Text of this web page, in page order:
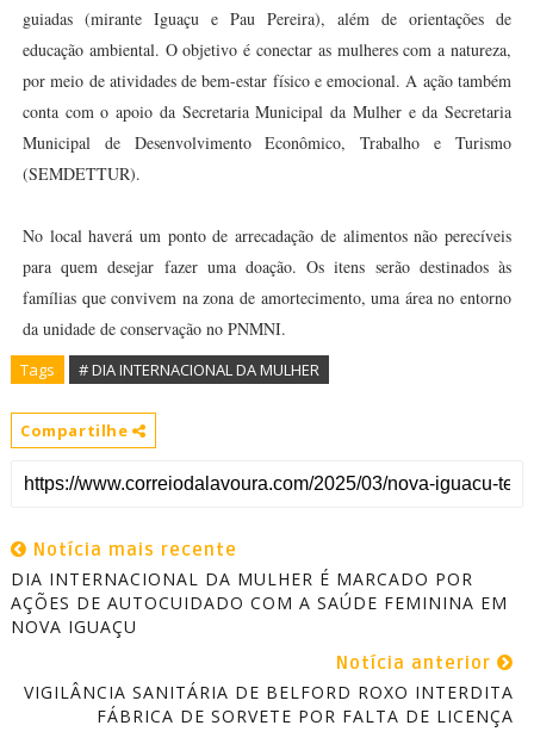
guiadas (mirante Iguaçu e Pau Pereira), além de orientações de
educação ambiental. O objetivo é conectar as mulheres com a natureza,
por meio de atividades de bem-estar físico e emocional. A ação também
conta com o apoio da Secretaria Municipal da Mulher e da Secretaria
Municipal de Desenvolvimento Econômico, Trabalho e Turismo
(SEMDETTUR).
No local haverá um ponto de arrecadação de alimentos não perecíveis
para quem desejar fazer uma doação. Os itens serão destinados às
famílias que convivem na zona de amortecimento, uma área no entorno
da unidade de conservação no PNMNI.
Tags # DIA INTERNACIONAL DA MULHER
Compartilhe
Notícia mais recente
DIA INTERNACIONAL DA MULHER É MARCADO POR
AÇÕES DE AUTOCUIDADO COM A SAÚDE FEMININA EM
NOVA IGUAÇU
Notícia anterior
VIGILÂNCIA SANITÁRIA DE BELFORD ROXO INTERDITA
FÁBRICA DE SORVETE POR FALTA DE LICENÇA